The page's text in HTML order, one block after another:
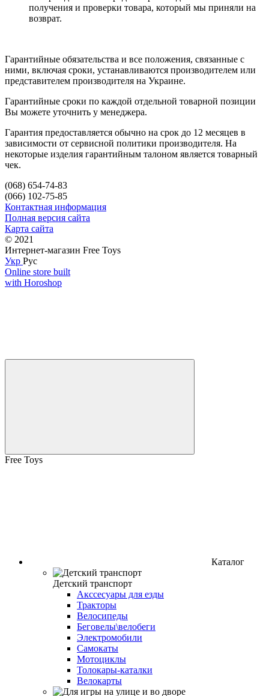
получения и проверки товара, который мы приняли на
возврат.
Гарантийные обязательства и все положения, связанные с
ними, включая сроки, устанавливаются производителем или
представителем производителя на Украине.
Гарантийные сроки по каждой отдельной товарной позиции
Вы можете уточнить у менеджера.
Гарантия предоставляется обычно на срок до 12 месяцев в
зависимости от сервисной политики производителя. На
некоторые изделия гарантийным талоном является товарный
чек.
(068) 654-74-83
(066) 102-75-85
Контактная информация
Полная версия сайта
Карта сайта
© 2021
Интернет-магазин Free Toys
Укр Рус
Online store built
with Horoshop
Free Toys
Каталог
Детский транспорт
Акссесуары для езды
Тракторы
Велосипеды
Беговелы\велобеги
Электромобили
Самокаты
Мотоциклы
Толокары-каталки
Велокарты